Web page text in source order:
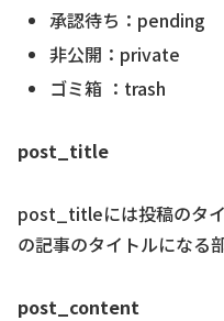
承認待ち：pending
非公開：private
ゴミ箱 ：trash
post_title
post_titleには投稿のタ
の記事のタイトルになる
post_content